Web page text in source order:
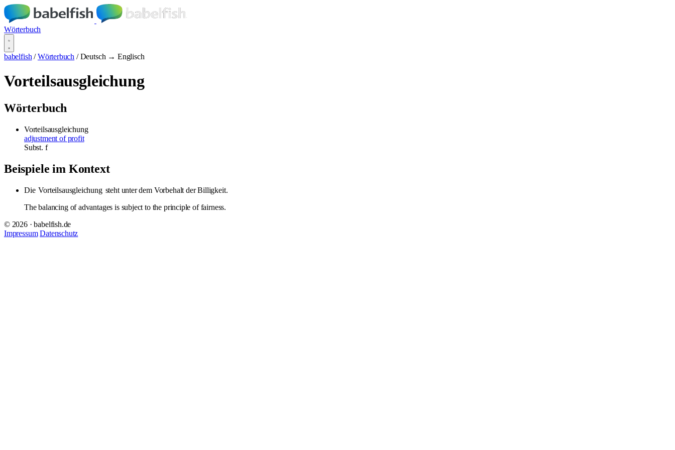
Wörterbuch
babelfish / Wörterbuch / Deutsch → Englisch
Vorteilsausgleichung
Wörterbuch
Vorteilsausgleichung
adjustment of profit
Subst. f
Beispiele im Kontext
Die Vorteilsausgleichung steht unter dem Vorbehalt der Billigkeit.
The balancing of advantages is subject to the principle of fairness.
© 2026 · babelfish.de
Impressum Datenschutz